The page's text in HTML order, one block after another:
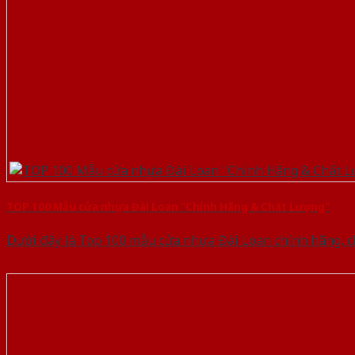
TOP 100 Mẫu cửa nhựa Đài Loan “Chính Hãng & Chất Lượng”
Dưới đây là Top 100 mẫu cửa nhựa Đài Loan chính hãng,